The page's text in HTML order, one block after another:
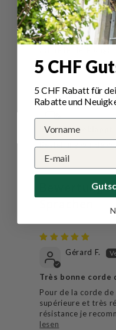
Alfred B.
Stephan K.
hat alles geklappt
Bestellung wurde
Gérard F.
Très bonne corde
Pour de la corde
supérieure et très
résistance je
lesen
5 CHF
5 CHF Rabatt für
Rabatte und